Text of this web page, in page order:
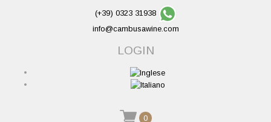
(+39) 0323 31938
info@cambusawine.com
LOGIN
0